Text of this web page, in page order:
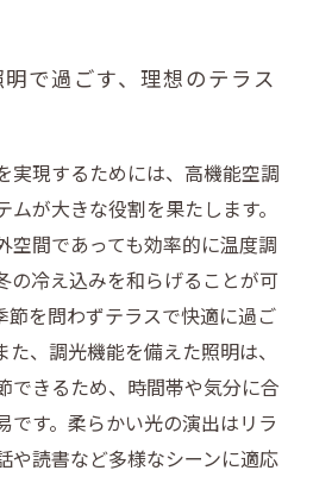
で過ごす、理想のテラス
実現するためには、高機能空調
ムが大きな役割を果たします。
空間であっても効率的に温度調
の冷え込みを和らげることが可
節を問わずテラスで快適に過ご
、調光機能を備えた照明は、
できるため、時間帯や気分に合
です。柔らかい光の演出はリラ
や読書など多様なシーンに適応